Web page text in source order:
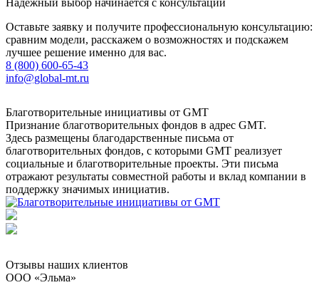
Надежный выбор начинается с консультации
Оставьте заявку и получите профессиональную консультацию:
сравним модели, расскажем о возможностях и подскажем
лучшее решение именно для вас.
8 (800) 600-65-43
info@global-mt.ru
Благотворительные инициативы от GMT
Признание благотворительных фондов в адрес GMT.
Здесь размещены благодарственные письма от
благотворительных фондов, с которыми GMT реализует
социальные и благотворительные проекты. Эти письма
отражают результаты совместной работы и вклад компании в
поддержку значимых инициатив.
Отзывы наших клиентов
ООО «Эльма»